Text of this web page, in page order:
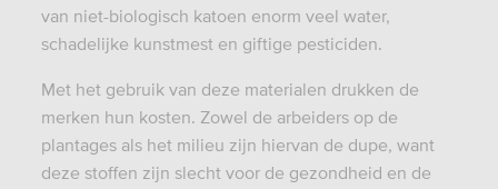
van niet-biologisch katoen enorm veel water,
schadelijke kunstmest en giftige pesticiden.
Met het gebruik van deze materialen drukken de
merken hun kosten. Zowel de arbeiders op de
plantages als het milieu zijn hiervan de dupe, want
deze stoffen zijn slecht voor de gezondheid en de